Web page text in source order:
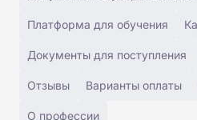
Платформа для обучения
Документы для поступления
Отзывы Варианты оплаты
О профессии